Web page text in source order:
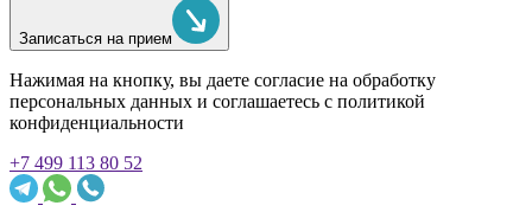
Записаться на прием
Нажимая на кнопку, вы даете согласие на обработку
персональных данных и соглашаетесь c политикой
конфиденциальности
+7 499 113 80 52